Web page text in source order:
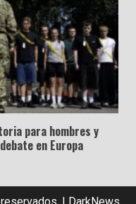
para hombres y
en Europa